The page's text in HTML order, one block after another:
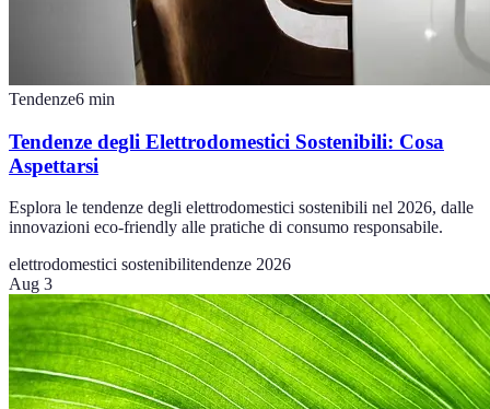
Tendenze6 min
Tendenze degli Elettrodomestici Sostenibili: Cosa
Aspettarsi
Esplora le tendenze degli elettrodomestici sostenibili nel 2026, dalle
innovazioni eco-friendly alle pratiche di consumo responsabile.
elettrodomestici sostenibilitendenze 2026
Aug 3